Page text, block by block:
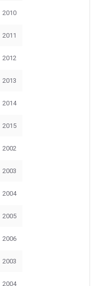
2010
2011
2012
2013
2014
2015
2002
2003
2004
2005
2006
2003
2004